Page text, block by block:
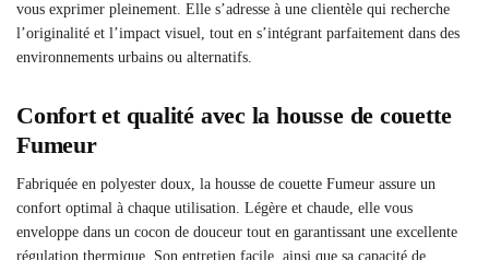
vous exprimer pleinement. Elle s’adresse à une clientèle qui recherche
l’originalité et l’impact visuel, tout en s’intégrant parfaitement dans des
environnements urbains ou alternatifs.
Confort et qualité avec la housse de couette
Fumeur
Fabriquée en polyester doux, la housse de couette Fumeur assure un
confort optimal à chaque utilisation. Légère et chaude, elle vous
enveloppe dans un cocon de douceur tout en garantissant une excellente
régulation thermique. Son entretien facile, ainsi que sa capacité de